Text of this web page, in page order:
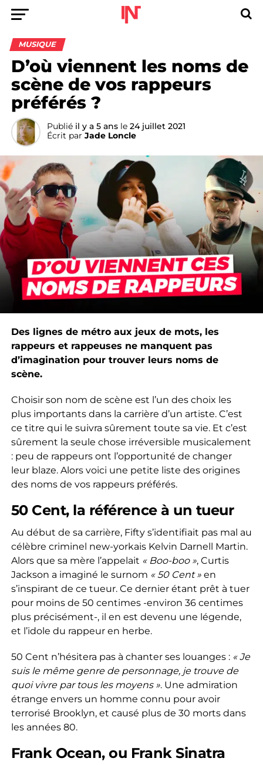
MUSIQUE
D’où viennent les noms de
scène de vos rappeurs
préférés ?
Publié il y a 5 ans le 24 juillet 2021
Écrit par Jade Loncle
Des lignes de métro aux jeux de mots, les
rappeurs et rappeuses ne manquent pas
d’imagination pour trouver leurs noms de
scène.
Choisir son nom de scène est l’un des choix les
plus importants dans la carrière d’un artiste. C’est
ce titre qui le suivra sûrement toute sa vie. Et c’est
sûrement la seule chose irréversible musicalement
: peu de rappeurs ont l’opportunité de changer
leur blaze. Alors voici une petite liste des origines
des noms de vos rappeurs préférés.
50 Cent, la référence à un tueur
Au début de sa carrière, Fifty s’identifiait pas mal au
célèbre criminel new-yorkais Kelvin Darnell Martin.
Alors que sa mère l’appelait « Boo-boo », Curtis
Jackson a imaginé le surnom « 50 Cent »en
s’inspirant de ce tueur. Ce dernier étant prêt à tuer
pour moins de 50 centimes -environ 36 centimes
plus précisément-, il en est devenu une légende,
et l’idole du rappeur en herbe.
50 Cent n’hésitera pas à chanter ses louanges : « Je
suis le même genre de personnage, je trouve de
quoi vivre par tous les moyens ». Une admiration
étrange envers un homme connu pour avoir
terrorisé Brooklyn, et causé plus de 30 morts dans
les années 80.
Frank Ocean, ou Frank Sinatra